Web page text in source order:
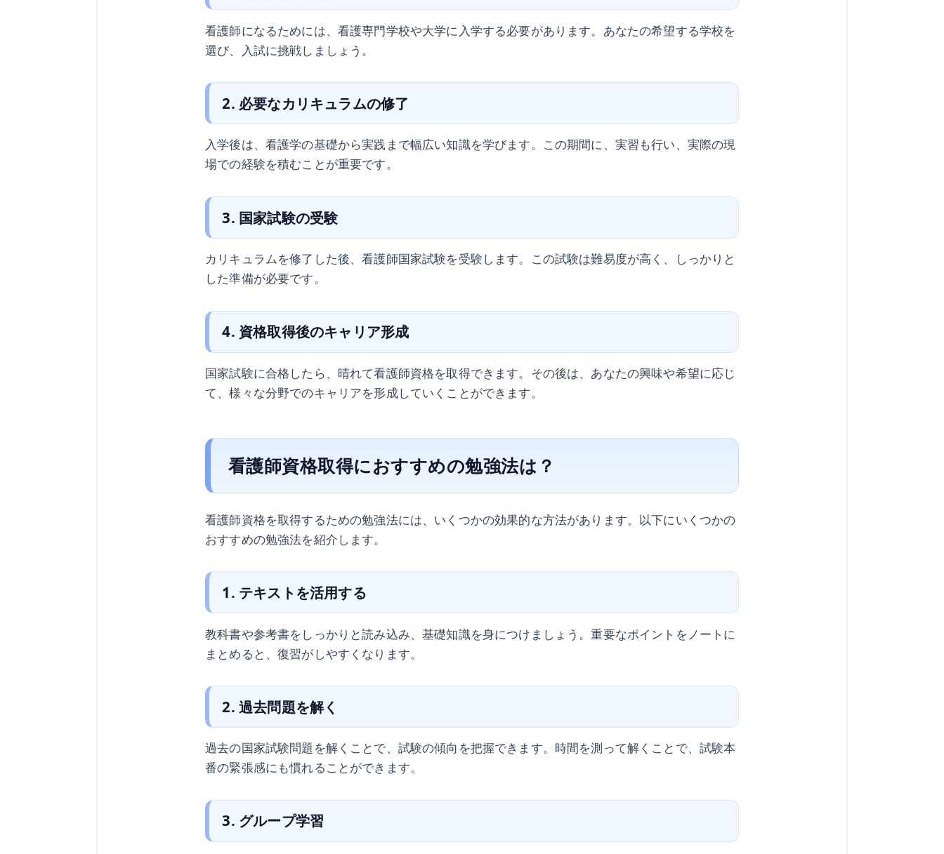
看護師になるためには、看護専門学校や大学に入学する必要があります。あなたの希望する学校を
選び、入試に挑戦しましょう。
2. 必要なカリキュラムの修了
入学後は、看護学の基礎から実践まで幅広い知識を学びます。この期間に、実習も行い、実際の現
場での経験を積むことが重要です。
3. 国家試験の受験
カリキュラムを修了した後、看護師国家試験を受験します。この試験は難易度が高く、しっかりと
した準備が必要です。
4. 資格取得後のキャリア形成
国家試験に合格したら、晴れて看護師資格を取得できます。その後は、あなたの興味や希望に応じ
て、様々な分野でのキャリアを形成していくことができます。
看護師資格取得におすすめの勉強法は？
看護師資格を取得するための勉強法には、いくつかの効果的な方法があります。以下にいくつかの
おすすめの勉強法を紹介します。
1. テキストを活用する
教科書や参考書をしっかりと読み込み、基礎知識を身につけましょう。重要なポイントをノートに
まとめると、復習がしやすくなります。
2. 過去問題を解く
過去の国家試験問題を解くことで、試験の傾向を把握できます。時間を測って解くことで、試験本
番の緊張感にも慣れることができます。
3. グループ学習